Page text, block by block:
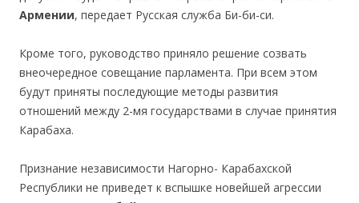
Армении, передает Русская служба Би-би-си.
Кроме того, руководство приняло решение созвать
внеочередное совещание парламента. При всем этом
будут приняты последующие методы развития
отношений между 2-мя государствами в случае принятия
Карабаха.
Признание независимости Нагорно- Карабахской
Республики не приведет к вспышке новейшей агрессии